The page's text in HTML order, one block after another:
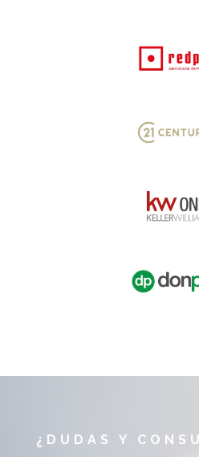
¿DUDAS Y